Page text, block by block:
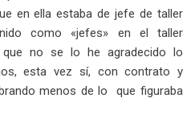
en ella estaba de jefe de taller
como «jefes» en el taller
no se lo he agradecido lo
esta vez sí, con contrato y
menos de lo que figuraba